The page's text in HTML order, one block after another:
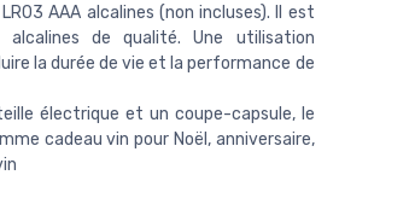
AAA alcalines (non incluses). Il est
alcalines de qualité. Une utilisation
la durée de vie et la performance de
électrique et un coupe-capsule, le
cadeau vin pour Noël, anniversaire,